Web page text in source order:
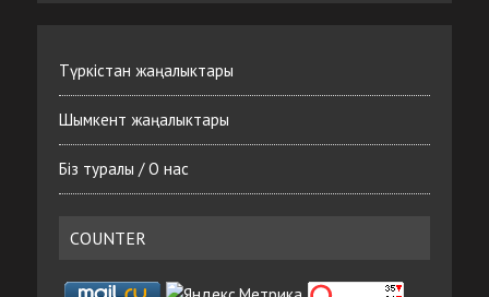
Түркістан жаңалыктары
Шымкент жаңалыктары
Біз туралы / О нас
COUNTER